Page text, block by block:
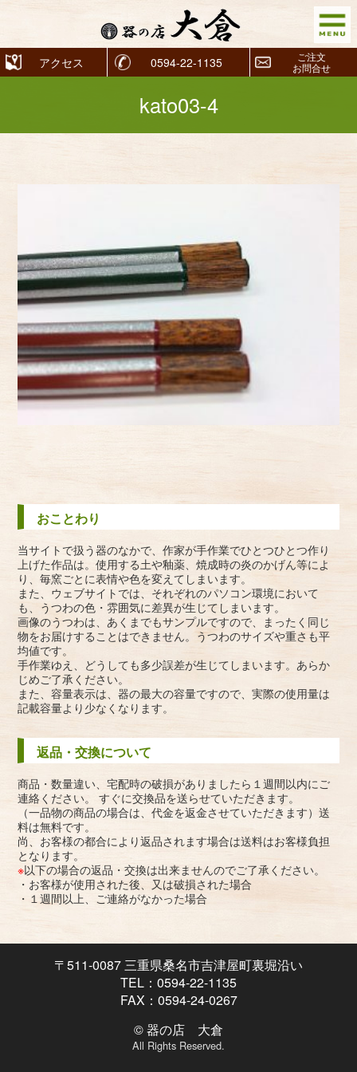
アクセス 0594-22-1135
ご注文
お問合せ
kato03-4
おことわり
当サイトで扱う器のなかで、作家が手作業でひとつひとつ作り
上げた作品は。使用する土や釉薬、焼成時の炎のかげん等によ
り、毎窯ごとに表情や色を変えてしまいます。
また、ウェブサイトでは、それぞれのパソコン環境において
も、うつわの色・雰囲気に差異が生じてしまいます。
画像のうつわは、あくまでもサンプルですので、まったく同じ
物をお届けすることはできません。うつわのサイズや重さも平
均値です。
手作業ゆえ、どうしても多少誤差が生じてしまいます。あらか
じめご了承ください。
また、容量表示は、器の最大の容量ですので、実際の使用量は
記載容量より少なくなります。
返品・交換について
商品・数量違い、宅配時の破損がありましたら１週間以内にご
連絡ください。 すぐに交換品を送らせていただきます。
（一品物の商品の場合は、代金を返金させていただきます）送
料は無料です。
尚、お客様の都合により返品されます場合は送料はお客様負担
となります。
※以下の場合の返品・交換は出来ませんのでご了承ください。
・お客様が使用された後、又は破損された場合
・１週間以上、ご連絡がなかった場合
〒511-0087 三重県桑名市吉津屋町裏堀沿い
TEL：0594-22-1135
FAX：0594-24-0267
© 器の店 大倉
All Rights Reserved.